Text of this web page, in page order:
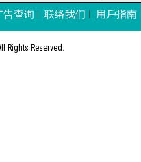
・人生 - 上集「策
告查询 联络我们 用戶指南
Rights Reserved.